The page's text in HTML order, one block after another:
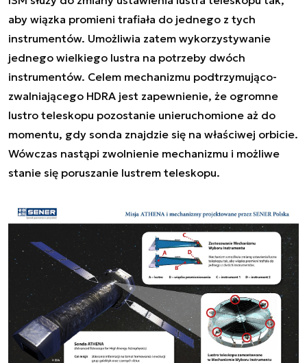
aby wiązka promieni trafiała do jednego z tych
instrumentów. Umożliwia zatem wykorzystywanie
jednego wielkiego lustra na potrzeby dwóch
instrumentów. Celem mechanizmu podtrzymująco-
zwalniającego HDRA jest zapewnienie, że ogromne
lustro teleskopu pozostanie unieruchomione aż do
momentu, gdy sonda znajdzie się na właściwej orbicie.
Wówczas nastąpi zwolnienie mechanizmu i możliwe
stanie się poruszanie lustrem teleskopu.